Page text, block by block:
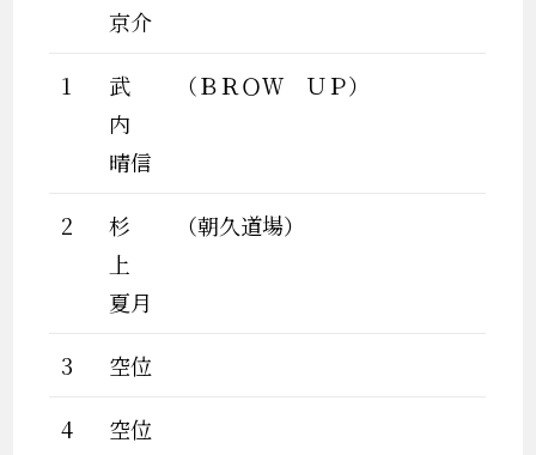
京介
1
武
内
晴信
（ＢＲＯＷ ＵＰ）
2
杉
上
夏月
（朝久道場）
3 空位
4 空位